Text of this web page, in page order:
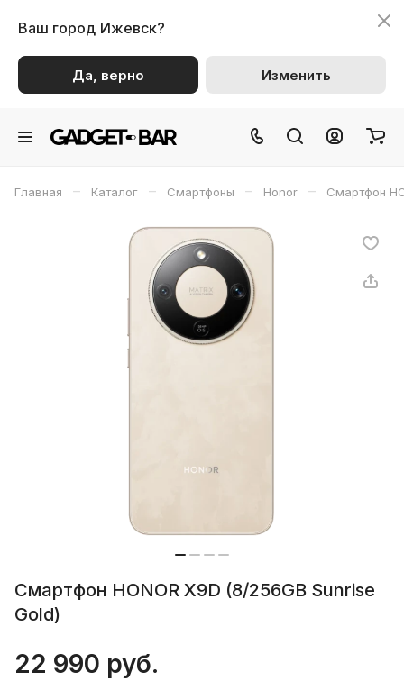
Ваш город Ижевск?
Да, верно Изменить
Главная – Каталог – Смартфоны – Honor – Смартфон
Смартфон HONOR X9D (8/256GB Sunrise
Gold)
22 990 руб.